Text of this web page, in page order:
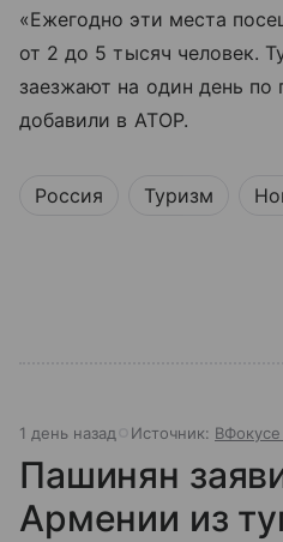
«Ежегодно эти места
от 2 до 5 тысяч человек.
заезжают на один день
добавили в АТОР.
Россия Туризм
1 день назад Источник:
Пашинян
Армении из